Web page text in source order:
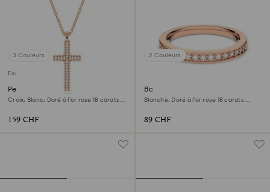
3 Couleurs
Exclusivité en ligne
Pendentif Insigne
Croix, Blanc, Doré à l’or rose 18 carats
159 CHF
2 Couleurs
Bague Matrix
Blanche, Doré à l’or rose 18 carats
89 CHF